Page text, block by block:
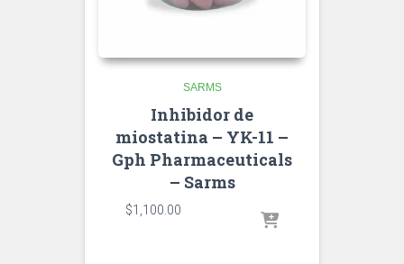
SARMS
Inhibidor de
miostatina – YK-11 –
Gph Pharmaceuticals
– Sarms
$1,100.00